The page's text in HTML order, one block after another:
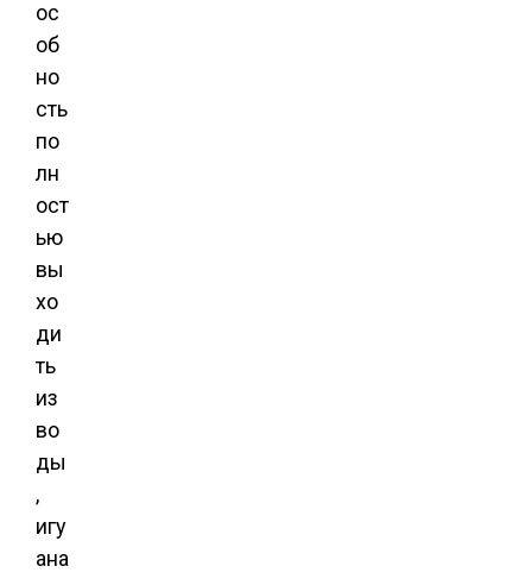
ос
об
но
сть
по
лн
ост
ью
вы
хо
ди
ть
из
во
ды
,
игу
ана